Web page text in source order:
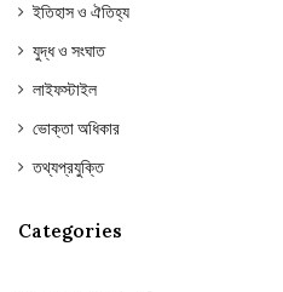
ইতিহাস ও ঐতিহ্য
যুদ্ধ ও সংঘাত
লাইফস্টাইল
ভোক্তা অধিকার
তথ্যপ্রযুক্তি
Categories